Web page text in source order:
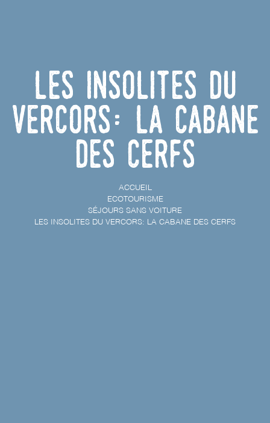
Les insolites du
Vercors: La cabane
des cerfs
ACCUEIL
ECOTOURISME
SÉJOURS SANS VOITURE
LES INSOLITES DU VERCORS: LA CABANE DES CERFS